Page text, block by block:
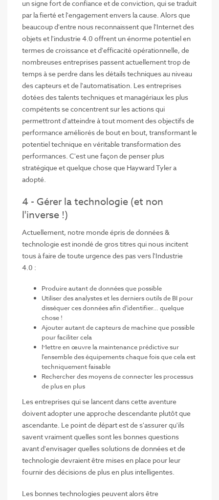
un signe fort de confiance et de conviction, qui se traduit
par la fierté et l'engagement envers la cause. Alors que
beaucoup d'entre nous reconnaissent que l'Internet des
objets et l'industrie 4.0 offrent un énorme potentiel en
termes de croissance et d'efficacité opérationnelle, de
nombreuses entreprises passent actuellement trop de
temps à se perdre dans les détails techniques au niveau
des capteurs et de l'automatisation. Les entreprises
dotées des talents techniques et managériaux les plus
compétents se concentrent sur les actions qui
permettront d'atteindre à tout moment des objectifs de
performance améliorés de bout en bout, transformant le
potentiel technique en véritable transformation des
performances. C'est une façon de penser plus
stratégique et quelque chose que Hayward Tyler a
adopté.
4 - Gérer la technologie (et non
l'inverse !)
Actuellement, notre monde épris de données &
technologie est inondé de gros titres qui nous incitent
tous à faire de toute urgence des pas vers l'Industrie
4.0 :
Produire autant de données que possible
Utiliser des analystes et les derniers outils de BI pour
disséquer ces données afin d'identifier… quelque
chose !
Ajouter autant de capteurs de machine que possible
pour faciliter cela
Mettre en œuvre la maintenance prédictive sur
l'ensemble des équipements chaque fois que cela est
techniquement faisable
Rechercher des moyens de connecter les processus
de plus en plus
Les entreprises qui se lancent dans cette aventure
doivent adopter une approche descendante plutôt que
ascendante. Le point de départ est de s'assurer qu'ils
savent vraiment quelles sont les bonnes questions
avant d'envisager quelles solutions de données et de
technologie devraient être mises en place pour leur
fournir des décisions de plus en plus intelligentes.
Les bonnes technologies peuvent alors être